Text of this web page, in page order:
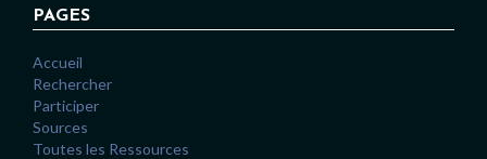
PAGES
Accueil
Rechercher
Participer
Sources
Toutes les Ressources